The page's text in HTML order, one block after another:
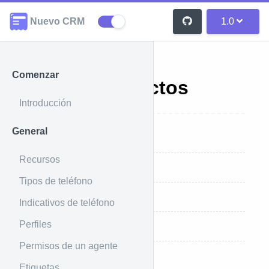
Nuevo CRM 1.0
Comenzar
Introducción
General
Recursos
Tipos de teléfono
Indicativos de teléfono
Perfiles
Permisos de un agente
Listar Contactos
Ejemplo de respuesta
Parámetros que recibe